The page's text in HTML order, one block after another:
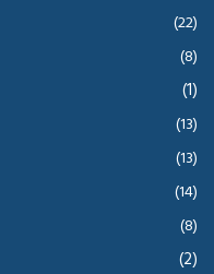
(22)
(8)
(1)
(13)
(13)
(14)
(8)
(2)